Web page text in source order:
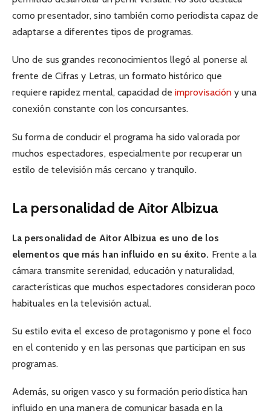
como presentador, sino también como periodista capaz de
adaptarse a diferentes tipos de programas.
Uno de sus grandes reconocimientos llegó al ponerse al
frente de Cifras y Letras, un formato histórico que
requiere rapidez mental, capacidad de improvisación y una
conexión constante con los concursantes.
Su forma de conducir el programa ha sido valorada por
muchos espectadores, especialmente por recuperar un
estilo de televisión más cercano y tranquilo.
La personalidad de Aitor Albizua
La personalidad de Aitor Albizua es uno de los
elementos que más han influido en su éxito. Frente a la
cámara transmite serenidad, educación y naturalidad,
características que muchos espectadores consideran poco
habituales en la televisión actual.
Su estilo evita el exceso de protagonismo y pone el foco
en el contenido y en las personas que participan en sus
programas.
Además, su origen vasco y su formación periodística han
influido en una manera de comunicar basada en la